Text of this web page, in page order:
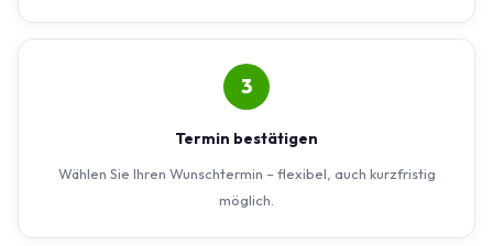
3
Termin bestätigen
Wählen Sie Ihren Wunschtermin – flexibel, auch kurzfristig
möglich.